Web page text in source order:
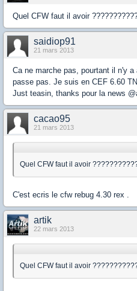
Quel CFW faut il avoir
saidiop91
21 mars 2013
Ca ne marche pas, pourtant il n'y
passe pas. Je suis en CEF 6.60
Just teasin, thanks pour la news
cacao95
21 mars 2013
Quel CFW faut il avoir
C'est ecris le cfw rebug 4.30 rex .
artik
22 mars 2013
Quel CFW faut il avoir